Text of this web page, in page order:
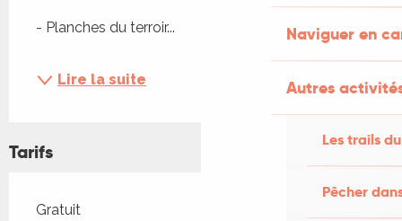
Naviguer en
Autres
Les trails
Pêcher
- Planches du terroir...
Lire la suite
Tarifs
Tarifs 2026
Gratuit